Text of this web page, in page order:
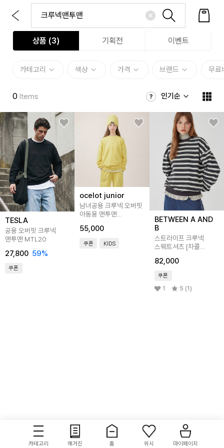
상품 (3) 기획전 이벤트
카테고리 색상 가격 브랜드 무료
0 Items 인기순
TESLA
공용 오버핏 크루넥
맨투맨 MTL20
27,800 59%
쿠폰
ocelot junior
남녀공용 크루넥 오버핏
아동용 맨투맨
55,000
쿠폰 KIDS
BETWEEN A AND
B
스트라이프 크루넥
스웨트셔츠 [차콜
82,000
쿠폰
1 5 (1)
카테고리 매거진 홈 위시 마이페이지